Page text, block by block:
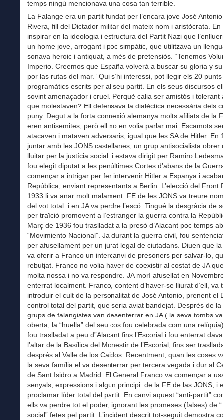
temps ningú mencionava una cosa tan terrible.
La Falange era un partit fundat per l’encara jove José
Rivera, fill del Dictador militar del mateix nom i aristòcrata. En
inspirar en la ideologia i estructura del Partit Nazi que
un home jove, arrogant i poc simpàtic, que utilitzava un
sonava heroic i antiquat, a més de pretensiós. “Tenemos
Imperio. Creemos que España volverà a buscar su gloria y
por las rutas del mar.” Qui s’hi interessi, pot llegir els 20 punts
programàtics escrits per al seu partit. En els seus discursos
sovint amenaçador i cruel. Perquè calia ser amistós i tolerant
que molestaven? Ell defensava la dialèctica necessària dels
puny. Degut a la forta connexió alemanya molts afiliats de la
eren antisemites, però ell no en volia parlar mai. Escamots
atacaven i mataven adversaris, igual que les SA de Hitler. En
juntar amb les JONS castellanes, un grup antisocialista obrer
lluitar per la justícia social i estava dirigit per Ramiro
fou elegit diputat a les penúltimes Cortes d’abans de la
començar a intrigar per fer intervenir Hitler a Espanya i
República, enviant representants a Berlin. L’elecció del Front
1933 li va anar molt malament: FE de les JONS va treure
del vot total i en JA va perdre l’escó. Tingué la desgràcia de
per traïció promovent a l’estranger la guerra contra la
Març de 1936 fou traslladat a la presó d’Alacant poc temps
“Movimiento Nacional”. Ja durant la guerra civil, fou
per afusellament per un jurat legal de ciutadans. Diuen que
va oferir a Franco un intercanvi de presoners per salvar-lo,
rebutjat. Franco no volia haver de coexistir al costat de JA
molta nossa i no va respondre. JA morí afusellat en
enterrat localment. Franco, content d’haver-se lliurat d’ell, va
introduir el cult de la personalitat de José Antonio, prenent el
control total del partit, que seria aviat bandejat. Després de la
grups de falangistes van desenterrar en JA ( la seva tombs
oberta, la “huella” del seu cos fou celebrada com una
fou traslladat a peu d”Alacant fins l’Escorial i fou enterrat
l’altar de la Basílica del Monestir de l’Escorial, fins ser
després al Valle de los Caidos. Recentment, quan les coses
la seva família el va desenterrar per tercera vegada i dur al
de Sant Isidro a Madrid. El General Franco va començar a
senyals, expressions i algun principi de la FE de las JONS, i
proclamar líder total del partit. En canvi aquest “anti-partit”
ells va perdre tot el poder, ignorant les promeses (falses) de
social” fetes pel partit. L’incident descrit tot-seguit demostra